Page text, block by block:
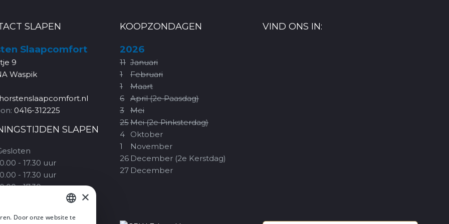
SLAPEN
Slaapcomfort
9
Waspik
0416-312225
SLAPEN
- 17.30 uur
- 17.30 uur
- 17.30 uur
KOOPZONDAGEN
2026
11 Januari
1
Februari
1
Maart
6
April (2e Paasdag)
3
Mei
25Mei (2e Pinksterdag)
4
Oktober
1
November
26 December (2e Kerstdag)
27 December
VIND ONS IN:
×
Door onze website te